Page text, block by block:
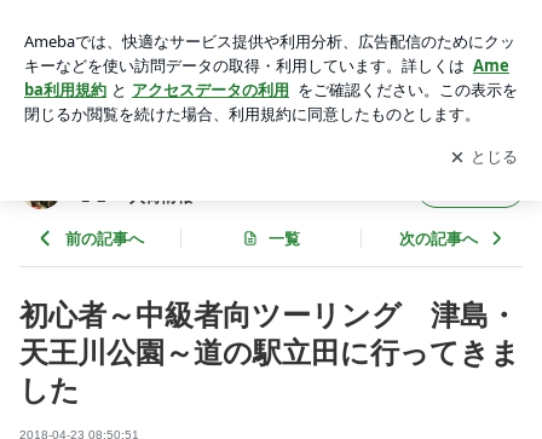
に行ってきました | 岐阜・各務原 自転車屋ＯＧＩＵＥ ＣＹ
ＣＬＥ 入荷情報
アプリをダウンロードして ブログの更新通知
を受け取りまし
ょう。
開く
ＬＥ 入荷情報
前の記事へ 一覧 次の記事へ
初心者～中級者向ツーリング 津島・
天王川公園～道の駅立田に行ってきま
した
2018-04-23 08:50:51